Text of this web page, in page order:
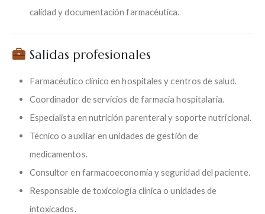
calidad y documentación farmacéutica.
Salidas profesionales
Farmacéutico clínico en hospitales y centros de salud.
Coordinador de servicios de farmacia hospitalaria.
Especialista en nutrición parenteral y soporte nutricional.
Técnico o auxiliar en unidades de gestión de
medicamentos.
Consultor en farmacoeconomía y seguridad del paciente.
Responsable de toxicología clínica o unidades de
intoxicados.